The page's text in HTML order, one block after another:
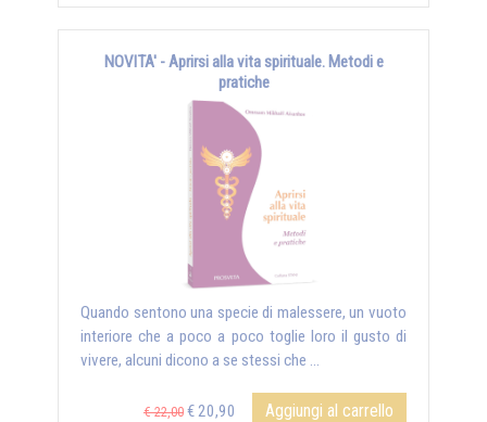
NOVITA' - Aprirsi alla vita spirituale. Metodi e
pratiche
Quando sentono una specie di malessere, un vuoto
interiore che a poco a poco toglie loro il gusto di
vivere, alcuni dicono a se stessi che …
€ 22,00 € 20,90 Aggiungi al carrello